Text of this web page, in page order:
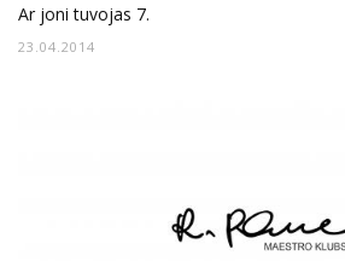
Ar joni tuvojas 7.
23.04.2014